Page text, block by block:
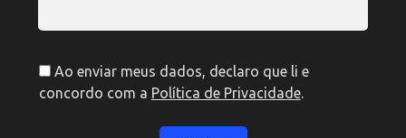
Ao enviar meus dados, declaro que li e
concordo com a Política de Privacidade.